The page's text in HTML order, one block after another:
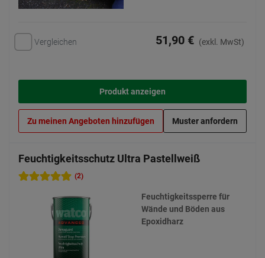
Vergleichen 51,90 € (exkl. MwSt)
Produkt anzeigen
Zu meinen Angeboten hinzufügen Muster anfordern
Feuchtigkeitsschutz Ultra Pastellweiß
(2)
Feuchtigkeitssperre für
Wände und Böden aus
Epoxidharz